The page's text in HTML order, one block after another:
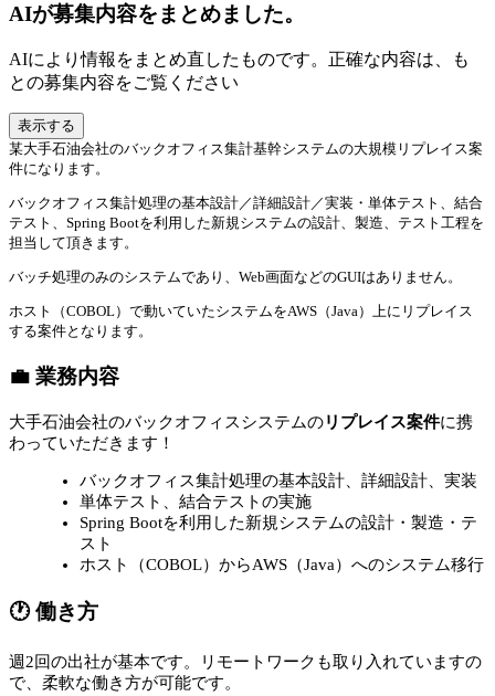
AIが募集内容をまとめました。
AIにより情報をまとめ直したものです。正確な内容は、も
との募集内容をご覧ください
表示する
某大手石油会社のバックオフィス集計基幹システムの大規模リプレイス案
件になります。
バックオフィス集計処理の基本設計／詳細設計／実装・単体テスト、結合
テスト、Spring Bootを利用した新規システムの設計、製造、テスト工程を
担当して頂きます。
バッチ処理のみのシステムであり、Web画面などのGUIはありません。
ホスト（COBOL）で動いていたシステムをAWS（Java）上にリプレイス
する案件となります。
💼 業務内容
大手石油会社のバックオフィスシステムのリプレイス案件に携
わっていただきます！
バックオフィス集計処理の基本設計、詳細設計、実装
単体テスト、結合テストの実施
Spring Bootを利用した新規システムの設計・製造・テ
スト
ホスト（COBOL）からAWS（Java）へのシステム移行
🕐 働き方
週2回の出社が基本です。リモートワークも取り入れていますの
で、柔軟な働き方が可能です。